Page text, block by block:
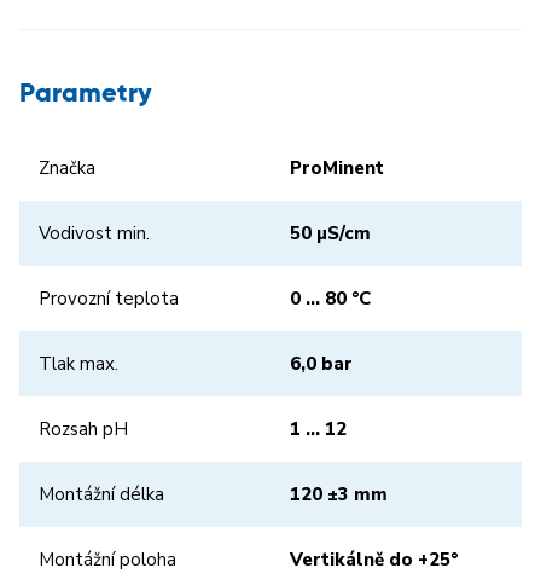
Parametry
Značka ProMinent
Vodivost min. 50 µS/cm
Provozní teplota 0 … 80 °C
Tlak max. 6,0 bar
Rozsah pH 1 … 12
Montážní délka 120 ±3 mm
Montážní poloha Vertikálně do +25°